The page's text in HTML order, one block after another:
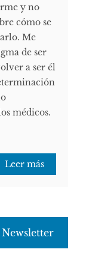
y no
cómo se
Me
de ser
a ser él
médicos.
Leer más
Newsletter